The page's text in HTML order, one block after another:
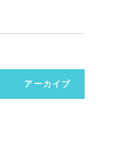
アーカイブ